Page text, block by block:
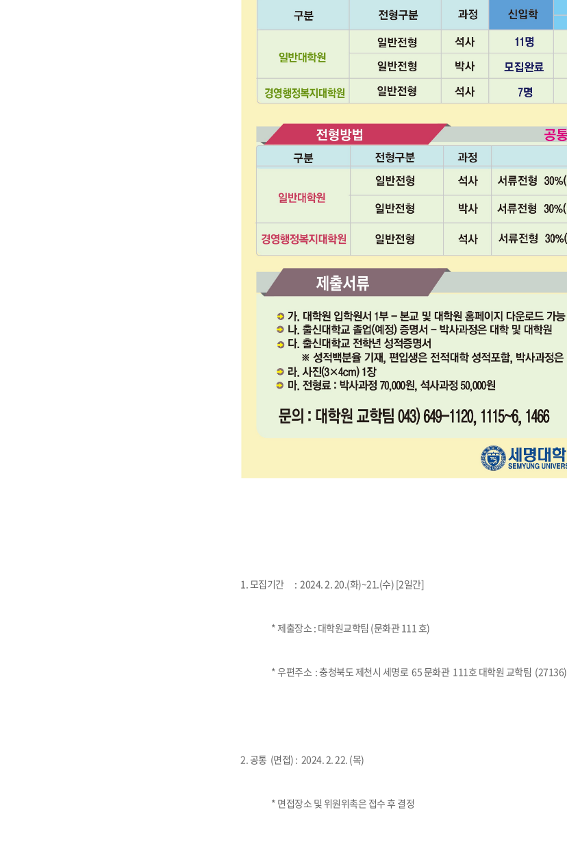
1. 모집기간 : 2024. 2. 20.(화)~21.(수) [2일간]
* 제출장소 : 대학원교학팀 (문화관 111 호)
* 우편주소 : 충청북도 제천시 세명로 65 문화관 111호 대학원 교학팀 (27136)
2. 공통 (면접) : 2024. 2. 22. (목)
* 면접장소 및 위원위촉은 접수 후 결정